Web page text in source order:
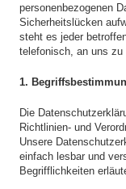
personenbezogenen
Sicherheitslücken
steht es jeder
telefonisch, an uns zu
1.
Die
Richtlinien- und
Unsere
einfach lesbar und
Begrifflichkeiten